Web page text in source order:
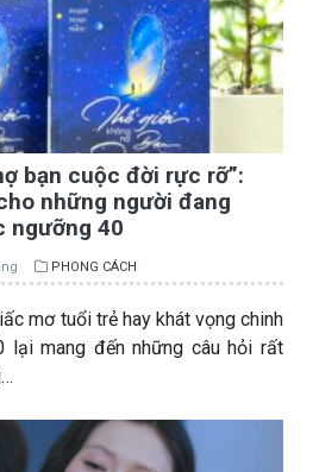
bạn cuộc đời rực rỡ”:
những người đang
ngưỡng 40
PHONG CÁCH
mơ tuổi trẻ hay khát vọng chinh
lại mang đến những câu hỏi rất